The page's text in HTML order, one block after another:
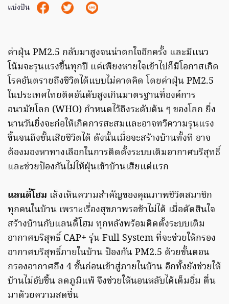
แบ่งปัน
ค่าฝุ่น PM2.5 กลับมาสูงจนน่าตกใจอีกครั้ง และมีแนว
โน้มจะรุนแรงขึ้นทุกปี แค่เพียงหายใจเข้าไปก็มีโอกาสเกิด
โรคอันตรายถึงชีวิตได้แบบไม่คาดคิด โดยค่าฝุ่น PM2.5
ในประเทศไทยติดอันดับสูงเกินมาตรฐานที่องค์การ
อนามัยโลก (WHO) กำหนดไว้ถึงระดับต้น ๆ ของโลก ยิ่ง
นานวันยิ่งจะก่อให้เกิดการสะสมและอาจทวีความรุนแรง
ขึ้นจนถึงขั้นเสียชีวิตได้ ดังนั้นเมื่อจะสร้างบ้านทั้งที อาจ
ต้องมองหาทางเลือกในการติดตั้งระบบเติมอากาศบริสุทธิ์
และช่วยป้องกันไม่ให้ฝุ่นเข้าบ้านเสียแต่แรก
แลนดี้โฮม เล็งเห็นความสำคัญของคุณภาพชีวิตสมาชิก
ทุกคนในบ้าน เพราะเรื่องสุขภาพรอช้าไม่ได้ เมื่อตัดสินใจ
สร้างบ้านกับแลนดี้โฮม ทุกหลังพร้อมติดตั้งระบบเติม
อากาศบริสุทธิ์ CAP+ รุ่น Full System ที่จะช่วยให้กรอง
อากาศบริสุทธิ์ภายในบ้าน ป้องกัน PM2.5 ด้วยขั้นตอน
กรองอากาศถึง 4 ชั้นก่อนเข้าสู่ภายในบ้าน อีกทั้งยังช่วยให้
บ้านไม่อับชื้น ลดภูมิแพ้ จึงช่วยให้นอนหลับได้เต็มอิ่ม ตื่น
มาด้วยความสดชื่น